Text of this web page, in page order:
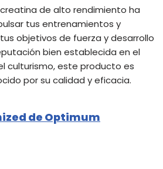
de alto rendimiento ha
tus entrenamientos y
objetivos de fuerza y ​​desarrollo
bien establecida en el
culturismo, este producto es
por su calidad y eficacia.
de Optimum